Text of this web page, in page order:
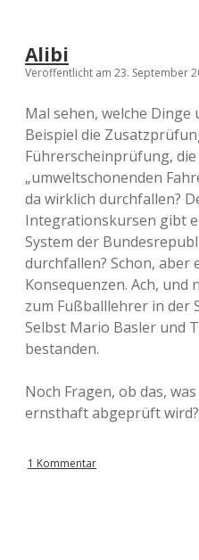
Alibi
Veröffentlicht am 23. September
Mal sehen, welche Dinge
Beispiel die
Führerscheinprüfung, die
„umweltschonenden
da wirklich durchfallen?
Integrationskursen gibt
System der
durchfallen? Schon, aber
Konsequenzen. Ach,
zum Fußballlehrer in der
Selbst Mario Basler und
bestanden.
Noch Fragen, ob das,
ernsthaft abgeprüft wird?
1 Kommentar